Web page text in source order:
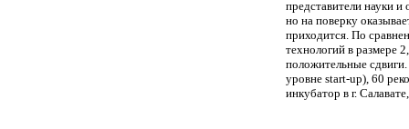
представители науки
но на поверку
приходится. По
технологий в размере
положительные
уровне start-up), 60
инкубатор в г.